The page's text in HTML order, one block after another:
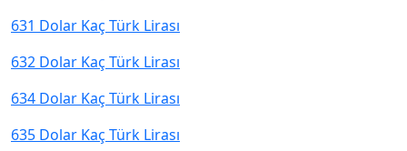
631 Dolar Kaç Türk Lirası
632 Dolar Kaç Türk Lirası
634 Dolar Kaç Türk Lirası
635 Dolar Kaç Türk Lirası